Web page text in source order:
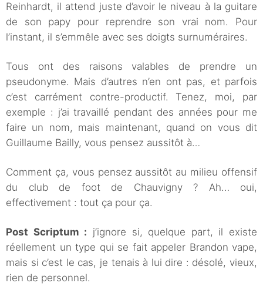
Reinhardt, il attend juste d’avoir le niveau à la guitare
de son papy pour reprendre son vrai nom. Pour
l’instant, il s’emmêle avec ses doigts surnuméraires.
Tous ont des raisons valables de prendre un
pseudonyme. Mais d’autres n’en ont pas, et parfois
c’est carrément contre-productif. Tenez, moi, par
exemple : j’ai travaillé pendant des années pour me
faire un nom, mais maintenant, quand on vous dit
Guillaume Bailly, vous pensez aussitôt à…
Comment ça, vous pensez aussitôt au milieu offensif
du club de foot de Chauvigny ? Ah… oui,
effectivement : tout ça pour ça.
Post Scriptum : j’ignore si, quelque part, il existe
réellement un type qui se fait appeler Brandon vape,
mais si c’est le cas, je tenais à lui dire : désolé, vieux,
rien de personnel.